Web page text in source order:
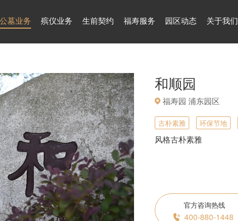
公墓业务 殡仪业务 生前契约 福寿服务 园区动态 关于我们
和顺园
福寿园 浦东园区
古朴素雅 环保节地
风格古朴素雅
官方咨询热线
400-880-1448